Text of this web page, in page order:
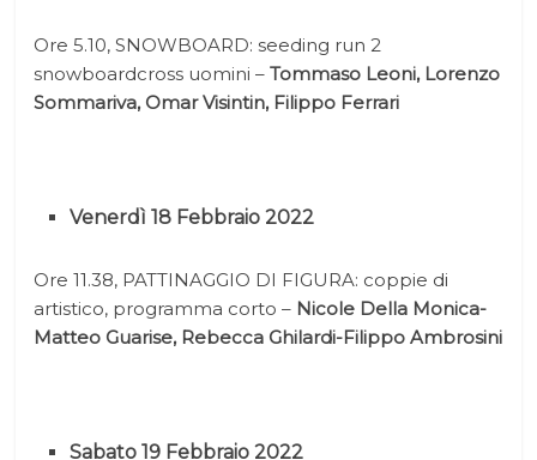
Ore 5.10, SNOWBOARD: seeding run 2
snowboardcross uomini –Tommaso Leoni, Lorenzo
Sommariva, Omar Visintin, Filippo Ferrari
Venerdì 18 Febbraio 2022
Ore 11.38, PATTINAGGIO DI FIGURA: coppie di
artistico, programma corto – Nicole Della Monica-
Matteo Guarise, Rebecca Ghilardi-Filippo Ambrosini
Sabato 19 Febbraio 2022